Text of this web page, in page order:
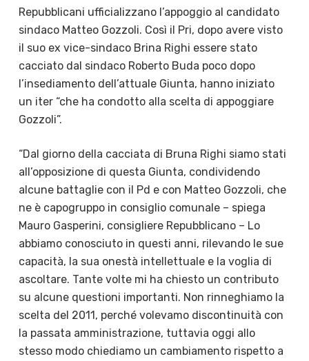
Repubblicani ufficializzano l’appoggio al candidato
sindaco Matteo Gozzoli. Così il Pri, dopo avere visto
il suo ex vice-sindaco Brina Righi essere stato
cacciato dal sindaco Roberto Buda poco dopo
l’insediamento dell’attuale Giunta, hanno iniziato
un iter “che ha condotto alla scelta di appoggiare
Gozzoli”.
“Dal giorno della cacciata di Bruna Righi siamo stati
all’opposizione di questa Giunta, condividendo
alcune battaglie con il Pd e con Matteo Gozzoli, che
ne è capogruppo in consiglio comunale – spiega
Mauro Gasperini, consigliere Repubblicano – Lo
abbiamo conosciuto in questi anni, rilevando le sue
capacità, la sua onestà intellettuale e la voglia di
ascoltare. Tante volte mi ha chiesto un contributo
su alcune questioni importanti. Non rinneghiamo la
scelta del 2011, perché volevamo discontinuità con
la passata amministrazione, tuttavia oggi allo
stesso modo chiediamo un cambiamento rispetto a